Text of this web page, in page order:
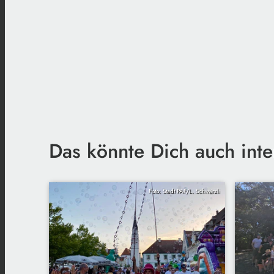
Das könnte Dich auch
Foto: Stadt PAF/L. Schwärzli